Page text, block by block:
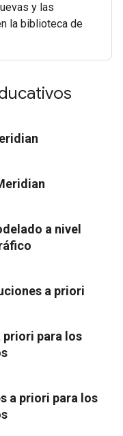
y las
la biblioteca de
a nivel
a priori
priori para los
a priori para los